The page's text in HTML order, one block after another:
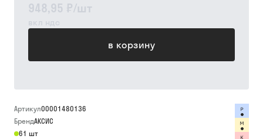
948,95 ₽/шт
вкл ндс
в корзину
Артикул00001480136
БрендАКСИС
61 шт